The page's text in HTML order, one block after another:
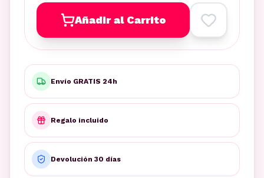
Añadir al Carrito
Envío GRATIS 24h
Regalo incluido
Devolución 30 días